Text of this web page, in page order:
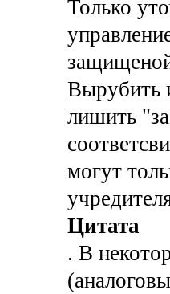
Только
Вырубить
лишить
могут
Цитата
. В